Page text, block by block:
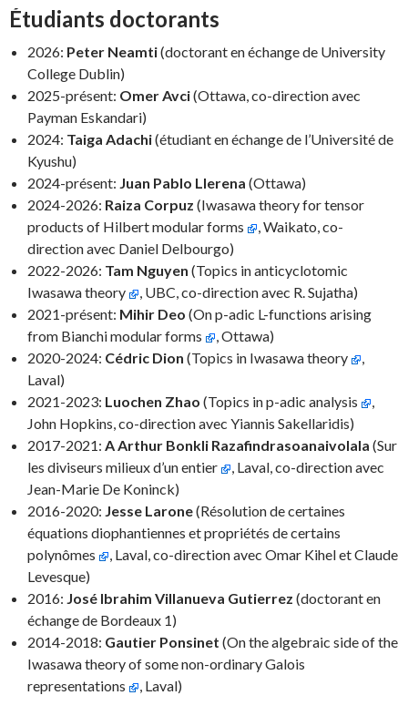
Étudiants doctorants
2026: Peter Neamti(doctorant en échange de University
College Dublin)
2025-présent: Omer Avci(Ottawa, co-direction avec
Payman Eskandari)
2024: Taiga Adachi(étudiant en échange de l’Université de
Kyushu)
2024-présent: Juan Pablo Llerena (Ottawa)
2024-2026: Raiza Corpuz (Iwasawa theory for tensor
products of Hilbert modular forms
, Waikato, co-
direction avec Daniel Delbourgo)
2022-2026: Tam Nguyen (Topics in anticyclotomic
Iwasawa theory
, UBC, co-direction avec R. Sujatha)
2021-présent: Mihir Deo (On p-adic L-functions arising
from Bianchi modular forms
, Ottawa)
2020-2024: Cédric Dion (Topics in Iwasawa theory
,
Laval)
2021-2023: Luochen Zhao (Topics in p-adic analysis
,
John Hopkins, co-direction avec Yiannis Sakellaridis)
2017-2021: A Arthur Bonkli Razafindrasoanaivolala (Sur
les diviseurs milieux d’un entier
, Laval, co-direction avec
Jean-Marie De Koninck)
2016-2020: Jesse Larone(Résolution de certaines
équations diophantiennes et propriétés de certains
polynômes
, Laval, co-direction avec Omar Kihel et Claude
Levesque)
2016: José Ibrahim Villanueva Gutierrez (doctorant en
échange de Bordeaux 1)
2014-2018: Gautier Ponsinet (On the algebraic side of the
Iwasawa theory of some non-ordinary Galois
representations
, Laval)